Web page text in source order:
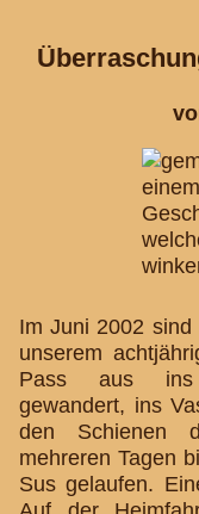
Im Juni 2002
unserem
Pass aus ins
gewandert, ins
den Schienen
mehreren Tagen
Sus gelaufen.